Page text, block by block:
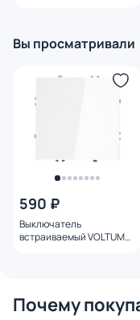
Вы просматривали
590 ₽
Выключатель
встраиваемый VOLTUM
Почему